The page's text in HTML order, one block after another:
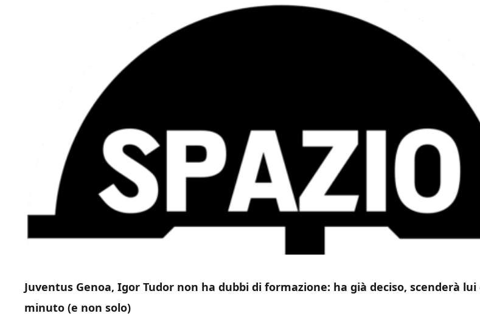
Juventus Genoa, Igor Tudor non ha dubbi di formazione: ha già deciso, scenderà
minuto (e non solo)